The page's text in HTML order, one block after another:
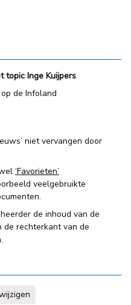
topic Inge Kuijpers
de Infoland
niet vervangen door
‘Favorieten’
veelgebruikte
de inhoud van de
de rechterkant van de